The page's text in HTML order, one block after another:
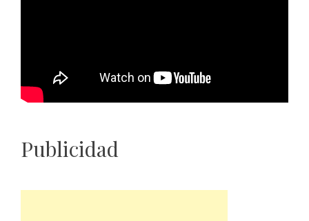
Publicidad